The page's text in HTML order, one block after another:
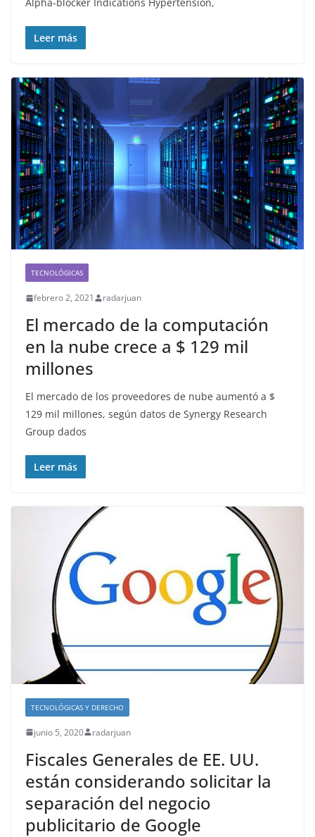
Alpha-blocker Indications Hypertension,
Leer más
TECNOLÓGICAS
febrero 2, 2021 radarjuan
El mercado de la computación
en la nube crece a $ 129 mil
millones
El mercado de los proveedores de nube aumentó a $
129 mil millones, según datos de Synergy Research
Group dados
Leer más
TECNOLÓGICAS Y DERECHO
junio 5, 2020 radarjuan
Fiscales Generales de EE. UU.
están considerando solicitar la
separación del negocio
publicitario de Google